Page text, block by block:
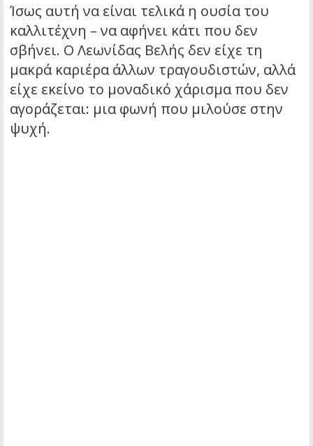
Ίσως αυτή να είναι τελικά η ουσία του
καλλιτέχνη – να αφήνει κάτι που δεν
σβήνει. Ο Λεωνίδας Βελής δεν είχε τη
μακρά καριέρα άλλων τραγουδιστών, αλλά
είχε εκείνο το μοναδικό χάρισμα που δεν
αγοράζεται: μια φωνή που μιλούσε στην
ψυχή.